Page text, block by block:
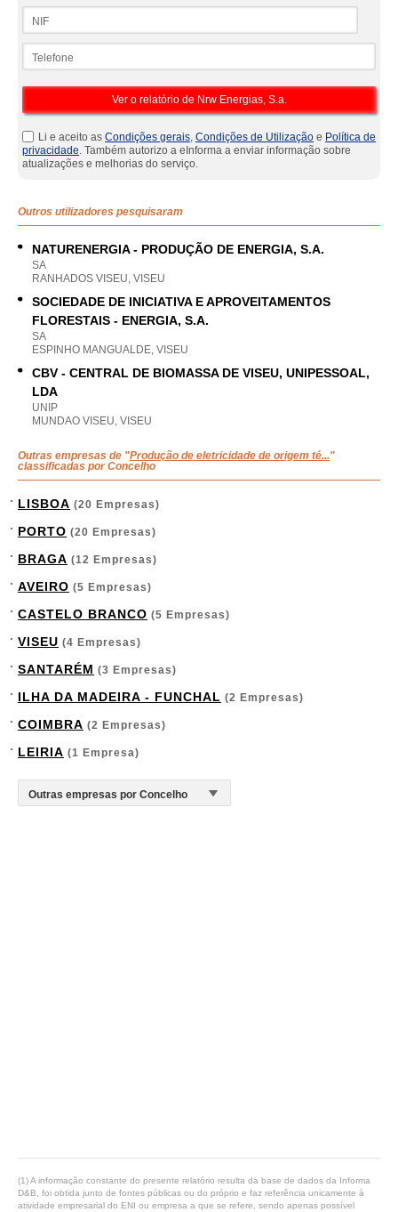
Li e aceito as Condições gerais, Condições de Utilização e Política de
privacidade. Também autorizo a eInforma a enviar informação sobre
atualizações e melhorias do serviço.
Outros utilizadores pesquisaram
NATURENERGIA - PRODUÇÃO DE ENERGIA, S.A.
SA
RANHADOS VISEU, VISEU
SOCIEDADE DE INICIATIVA E APROVEITAMENTOS
FLORESTAIS - ENERGIA, S.A.
SA
ESPINHO MANGUALDE, VISEU
CBV - CENTRAL DE BIOMASSA DE VISEU, UNIPESSOAL,
LDA
UNIP
MUNDAO VISEU, VISEU
Outras empresas de "Produção de eletricidade de origem té..."
classificadas por Concelho
LISBOA (20 Empresas)
PORTO (20 Empresas)
BRAGA (12 Empresas)
AVEIRO (5 Empresas)
CASTELO BRANCO (5 Empresas)
VISEU (4 Empresas)
SANTARÉM (3 Empresas)
ILHA DA MADEIRA - FUNCHAL (2 Empresas)
COIMBRA (2 Empresas)
LEIRIA (1 Empresa)
(1) A informação constante do presente relatório resulta da base de dados da Informa
D&B, foi obtida junto de fontes públicas ou do próprio e faz referência unicamente à
atividade empresarial do ENI ou empresa a que se refere, sendo apenas possível